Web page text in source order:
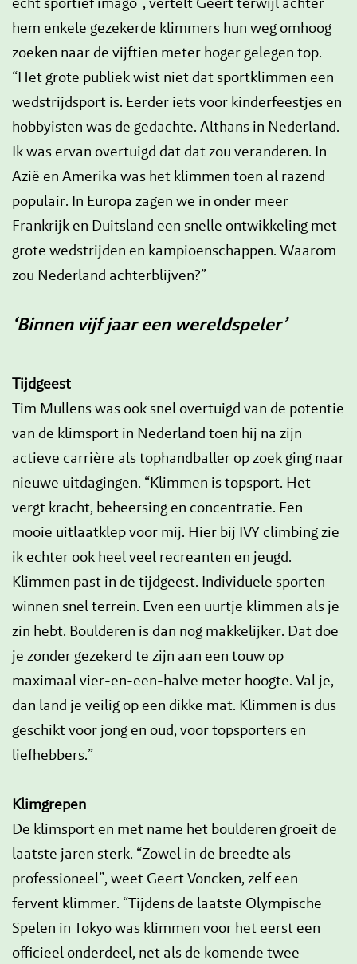
hem enkele gezekerde klimmers hun weg omhoog
zoeken naar de vijftien meter hoger gelegen top.
“Het grote publiek wist niet dat sportklimmen een
wedstrijdsport is. Eerder iets voor kinderfeestjes en
hobbyisten was de gedachte. Althans in Nederland.
Ik was ervan overtuigd dat dat zou veranderen. In
Azië en Amerika was het klimmen toen al razend
populair. In Europa zagen we in onder meer
Frankrijk en Duitsland een snelle ontwikkeling met
grote wedstrijden en kampioenschappen. Waarom
zou Nederland achterblijven?”
‘Binnen vijf jaar een wereldspeler’
Tijdgeest
Tim Mullens was ook snel overtuigd van de potentie
van de klimsport in Nederland toen hij na zijn
actieve carrière als tophandballer op zoek ging naar
nieuwe uitdagingen. “Klimmen is topsport. Het
vergt kracht, beheersing en concentratie. Een
mooie uitlaatklep voor mij. Hier bij IVY climbing zie
ik echter ook heel veel recreanten en jeugd.
Klimmen past in de tijdgeest. Individuele sporten
winnen snel terrein. Even een uurtje klimmen als je
zin hebt. Boulderen is dan nog makkelijker. Dat doe
je zonder gezekerd te zijn aan een touw op
maximaal vier-en-een-halve meter hoogte. Val je,
dan land je veilig op een dikke mat. Klimmen is dus
geschikt voor jong en oud, voor topsporters en
liefhebbers.”
Klimgrepen
De klimsport en met name het boulderen groeit de
laatste jaren sterk. “Zowel in de breedte als
professioneel”, weet Geert Voncken, zelf een
fervent klimmer. “Tijdens de laatste Olympische
Spelen in Tokyo was klimmen voor het eerst een
officieel onderdeel, net als de komende twee